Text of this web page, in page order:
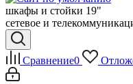
шкафы и стойки 19"
сетевое и
Сравнение0